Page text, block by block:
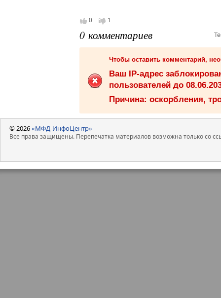
0 1
0 комментариев
Чтобы оставить комментарий,
Ваш IP-адрес
пользователей до
Причина: оскорбления,
© 2026«МФД-ИнфоЦентр»
Все права защищены. Перепечатка материалов возможна только со